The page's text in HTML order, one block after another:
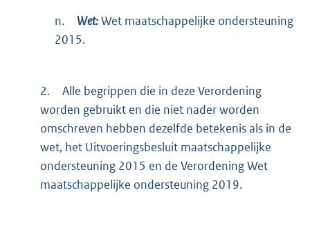
n. Wet:Wet maatschappelijke ondersteuning
2015.
2.
Alle begrippen die in deze Verordening
worden gebruikt en die niet nader worden
omschreven hebben dezelfde betekenis als in de
wet, het Uitvoeringsbesluit maatschappelijke
ondersteuning 2015 en de Verordening Wet
maatschappelijke ondersteuning 2019.